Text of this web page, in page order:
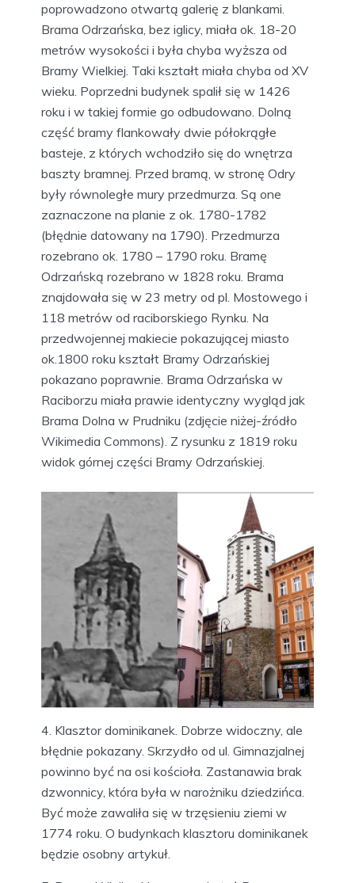
poprowadzono otwartą galerię z blankami.
Brama Odrzańska, bez iglicy, miała ok. 18-20
metrów wysokości i była chyba wyższa od
Bramy Wielkiej. Taki kształt miała chyba od XV
wieku. Poprzedni budynek spalił się w 1426
roku i w takiej formie go odbudowano. Dolną
część bramy flankowały dwie półokrągłe
basteje, z których wchodziło się do wnętrza
baszty bramnej. Przed bramą, w stronę Odry
były równoległe mury przedmurza. Są one
zaznaczone na planie z ok. 1780-1782
(błędnie datowany na 1790). Przedmurza
rozebrano ok. 1780 – 1790 roku. Bramę
Odrzańską rozebrano w 1828 roku. Brama
znajdowała się w 23 metry od pl. Mostowego i
118 metrów od raciborskiego Rynku. Na
przedwojennej makiecie pokazującej miasto
ok.1800 roku kształt Bramy Odrzańskiej
pokazano poprawnie. Brama Odrzańska w
Raciborzu miała prawie identyczny wygląd jak
Brama Dolna w Prudniku (zdjęcie niżej-źródło
Wikimedia Commons). Z rysunku z 1819 roku
widok górnej części Bramy Odrzańskiej.
4. Klasztor dominikanek. Dobrze widoczny, ale
błędnie pokazany. Skrzydło od ul. Gimnazjalnej
powinno być na osi kościoła. Zastanawia brak
dzwonnicy, która była w narożniku dziedzińca.
Być może zawaliła się w trzęsieniu ziemi w
1774 roku. O budynkach klasztoru dominikanek
będzie osobny artykuł.